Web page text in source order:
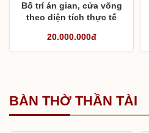
Bố trí án gian, cửa võng
theo diện tích thực tế
20.000.000đ
BÀN THỜ THẦN TÀI